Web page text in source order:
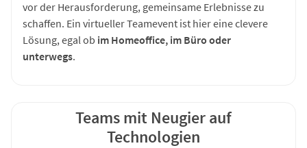
vor der Herausforderung, gemeinsame Erlebnisse zu
schaffen. Ein virtueller Teamevent ist hier eine clevere
Lösung, egal ob im Homeoffice, im Büro oder
unterwegs.
Teams mit Neugier auf
Technologien